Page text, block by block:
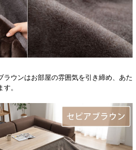
ラウンはお部屋の雰囲気を引き締め、あた
。